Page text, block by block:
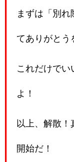
まずは「別
てありがとう
これだけで
よ！
以上、解散
開始だ！